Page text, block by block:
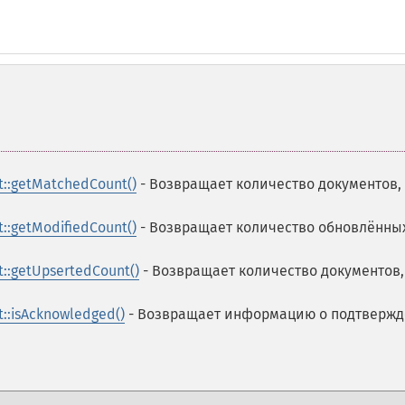
- Возвращает количество документов,
- Возвращает количество
- Возвращает количество документов,
- Возвращает информацию о